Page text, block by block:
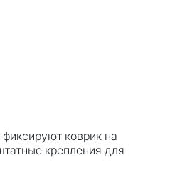
коврик на
крепления для